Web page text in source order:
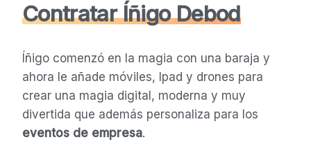
Contratar Íñigo Debod
Íñigo comenzó en la magia con una baraja y
ahora le añade móviles, Ipad y drones para
crear una magia digital, moderna y muy
divertida que además personaliza para los
eventos de empresa.